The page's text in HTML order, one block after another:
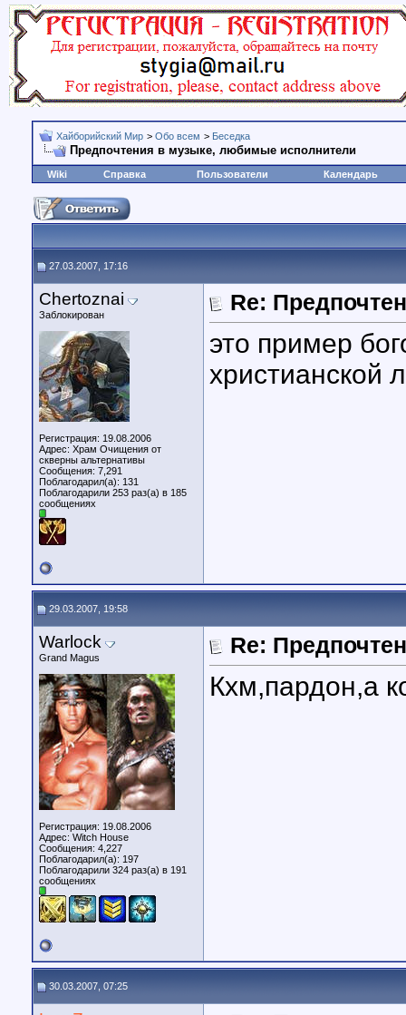
Хайборийский Мир > Обо всем > Беседка
Предпочтения в музыке, любимые исполнители
Wiki Справка Пользователи Календарь
27.03.2007, 17:16
Chertoznai
Заблокирован
Регистрация: 19.08.2006
Адрес: Храм Очищения от
скверны альтернативы
Сообщения: 7,291
Поблагодарил(а): 131
Поблагодарили 253 раз(а) в 185
сообщениях
Re:
это пример
христианской
29.03.2007, 19:58
Warlock
Grand Magus
Регистрация: 19.08.2006
Адрес: Witch House
Сообщения: 4,227
Поблагодарил(а): 197
Поблагодарили 324 раз(а) в 191
сообщениях
Re:
Кхм,пардон,а
30.03.2007, 07:25